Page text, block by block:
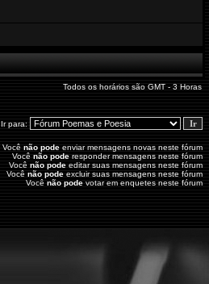
Todos os horários são GMT - 3 Horas
Ir para:
Vocênão pode enviar mensagens novas neste fórum
Vocênão pode responder mensagens neste fórum
Vocênão pode editar suas mensagens neste fórum
Vocênão pode excluir suas mensagens neste fórum
Vocênão pode votar em enquetes neste fórum